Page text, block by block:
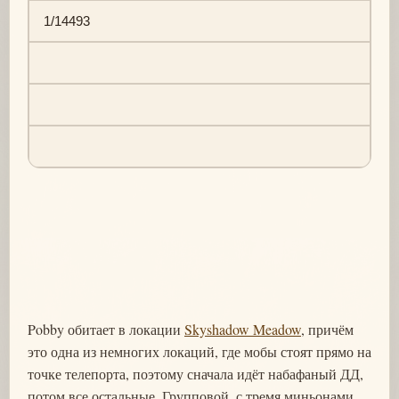
1/14493
Pobby обитает в локации Skyshadow Meadow, причём
это одна из немногих локаций, где мобы стоят прямо на
точке телепорта, поэтому сначала идёт набафаный ДД,